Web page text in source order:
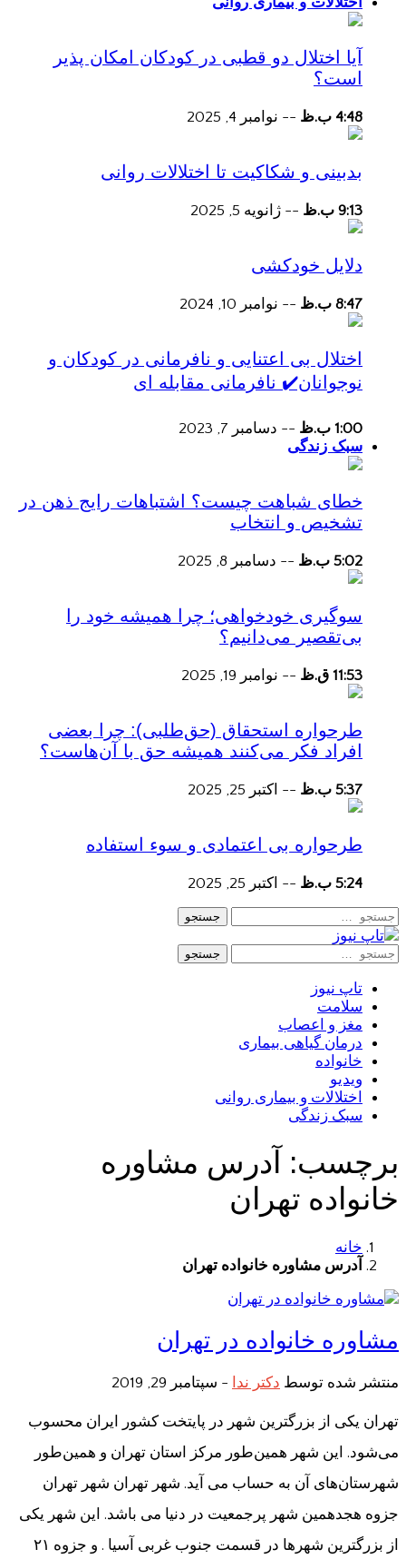
آیا اختلال دو قطبی در کودکان امکان پذیر
است؟
4:48 ب.ظ -- نوامبر 4, 2025
بدبینی و شکاکیت تا اختلالات روانی
9:13 ب.ظ -- ژانویه 5, 2025
دلایل خودکشی
8:47 ب.ظ -- نوامبر 10, 2024
اختلال بی اعتنایی و نافرمانی در کودکان و
نوجوانان✔️ نافرمانی مقابله ای
1:00 ب.ظ -- دسامبر 7, 2023
سبک زندگی
خطای شباهت چیست؟ اشتباهات رایج ذهن در
تشخیص و انتخاب
5:02 ب.ظ -- دسامبر 8, 2025
سوگیری خودخواهی؛ چرا همیشه خود را
بی‌تقصیر می‌دانیم؟
11:53 ق.ظ -- نوامبر 19, 2025
طرحواره استحقاق (حق‌طلبی): چرا بعضی
افراد فکر می‌کنند همیشه حق با آن‌هاست؟
5:37 ب.ظ -- اکتبر 25, 2025
طرحواره بی اعتمادی و سوء استفاده
5:24 ب.ظ -- اکتبر 25, 2025
جستجو
جستجو
تاپ نیوز
سلامت
مغز و اعصاب
درمان گیاهی بیماری
خانواده
ویدیو
اختلالات و بیماری روانی
سبک زندگی
برچسب: آدرس مشاوره
خانواده تهران
خانه
آدرس مشاوره خانواده تهران
مشاوره خانواده در تهران
منتشر شده توسط دکتر ندا - سپتامبر 29, 2019
تهران یکی از بزرگترین شهر در پایتخت کشور ایران محسوب
می‌شود. این شهر همین‌طور مرکز استان تهران و همین‌طور
شهرستان‌های آن به حساب می آید. شهر تهران شهر تهران
جزوه هجدهمین شهر پرجمعیت در دنیا می باشد. این شهر یکی
از بزرگترین شهرها در قسمت جنوب غربی آسیا . و جزوه ۲۱